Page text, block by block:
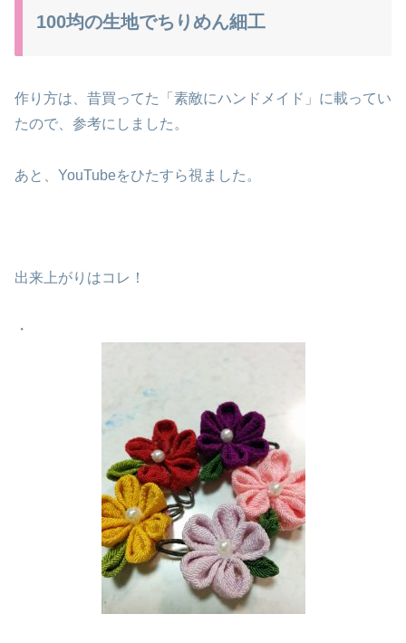
100均の生地でちりめん細工
作り方は、昔買ってた「素敵にハンドメイド」に載ってい
たので、参考にしました。
あと、YouTubeをひたすら視ました。
出来上がりはコレ！
・